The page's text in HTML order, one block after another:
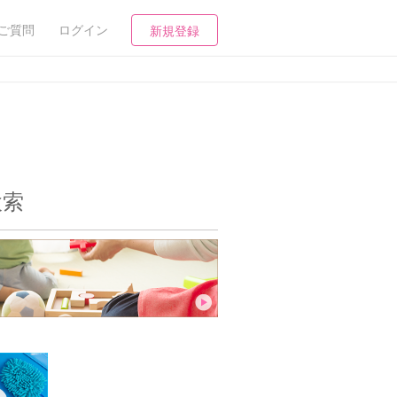
質問 ログイン 新規登録